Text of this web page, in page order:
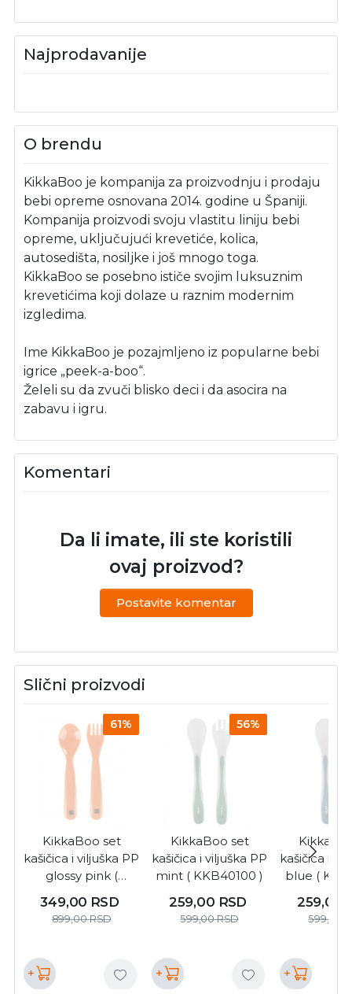
Najprodavanije
O brendu
KikkaBoo je kompanija za proizvodnju i prodaju
bebi opreme osnovana 2014. godine u Španiji.
Kompanija proizvodi svoju vlastitu liniju bebi
opreme, uključujući krevetiće, kolica,
autosedišta, nosiljke i još mnogo toga.
KikkaBoo se posebno ističe svojim luksuznim
krevetićima koji dolaze u raznim modernim
izgledima.
Ime KikkaBoo je pozajmljeno iz popularne bebi
igrice „peek-a-boo“.
Želeli su da zvuči blisko deci i da asocira na
zabavu i igru.
Komentari
Da li imate, ili ste koristili
ovaj proizvod?
Postavite komentar
Slični proizvodi
61%
KikkaBoo set
kašičica i viljuška PP
glossy pink (
349,00 RSD
899,00RSD
+
56%
KikkaBoo set
kašičica i viljuška PP
mint ( KKB40100 )
259,00 RSD
599,00RSD
+
kašičica i
blue (
259,00
599,00
+